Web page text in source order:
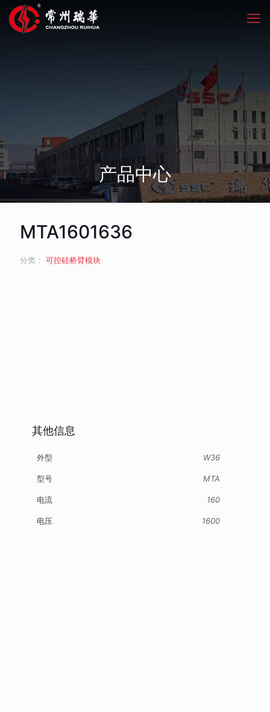
产品中心
MTA1601636
分类： 可控硅桥臂模块
其他信息
外型 W36
型号 MTA
电流 160
电压 1600